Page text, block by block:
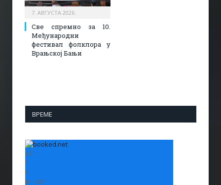
7. АВГУСТА 2026.
Све спремно за 10.
Међународни
фестивал фолклора у
Врањској Бањи
ВРЕМЕ
+31
°
C
H: +32°